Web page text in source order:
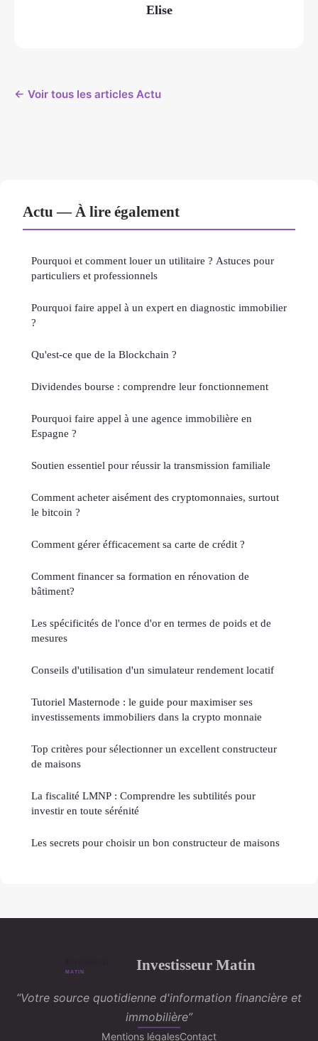
Elise
← Voir tous les articles Actu
Actu — À lire également
Pourquoi et comment louer un utilitaire ? Astuces pour
particuliers et professionnels
Pourquoi faire appel à un expert en diagnostic immobilier
?
Qu'est-ce que de la Blockchain ?
Dividendes bourse : comprendre leur fonctionnement
Pourquoi faire appel à une agence immobilière en
Espagne ?
Soutien essentiel pour réussir la transmission familiale
Comment acheter aisément des cryptomonnaies, surtout
le bitcoin ?
Comment gérer éfficacement sa carte de crédit ?
Comment financer sa formation en rénovation de
bâtiment?
Les spécificités de l'once d'or en termes de poids et de
mesures
Conseils d'utilisation d'un simulateur rendement locatif
Tutoriel Masternode : le guide pour maximiser ses
investissements immobiliers dans la crypto monnaie
Top critères pour sélectionner un excellent constructeur
de maisons
La fiscalité LMNP : Comprendre les subtilités pour
investir en toute sérénité
Les secrets pour choisir un bon constructeur de maisons
Investisseur Matin
“Votre source quotidienne d'information financière et
immobilière”
Mentions légalesContact